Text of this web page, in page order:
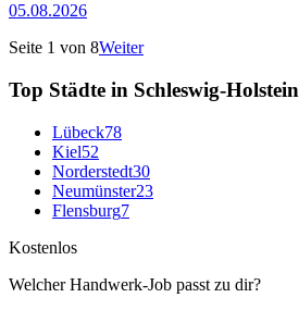
05.08.2026
Seite 1 von 8Weiter
Top Städte in Schleswig-Holstein
Lübeck78
Kiel52
Norderstedt30
Neumünster23
Flensburg7
Kostenlos
Welcher Handwerk-Job passt zu dir?